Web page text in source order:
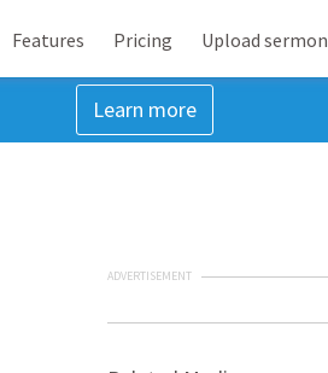
Features Pricing Upload sermon
Learn more
ADVERTISEMENT